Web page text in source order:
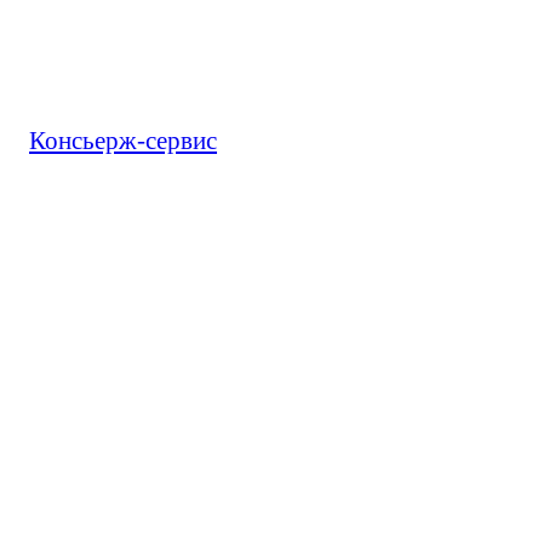
Консьерж-сервис